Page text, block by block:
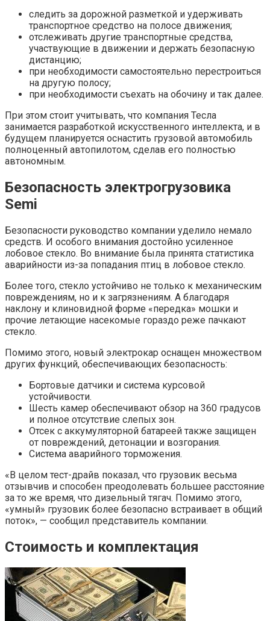
следить за дорожной разметкой и удерживать
транспортное средство на полосе движения;
отслеживать другие транспортные средства,
участвующие в движении и держать безопасную
дистанцию;
при необходимости самостоятельно перестроиться
на другую полосу;
при необходимости съехать на обочину и так далее.
При этом стоит учитывать, что компания Тесла
занимается разработкой искусственного интеллекта, и в
будущем планируется оснастить грузовой автомобиль
полноценный автопилотом, сделав его полностью
автономным.
Безопасность электрогрузовика
Semi
Безопасности руководство компании уделило немало
средств. И особого внимания достойно усиленное
лобовое стекло. Во внимание была принята статистика
аварийности из-за попадания птиц в лобовое стекло.
Более того, стекло устойчиво не только к механическим
повреждениям, но и к загрязнениям. А благодаря
наклону и клиновидной форме «передка» мошки и
прочие летающие насекомые гораздо реже пачкают
стекло.
Помимо этого, новый электрокар оснащен множеством
других функций, обеспечивающих безопасность:
Бортовые датчики и система курсовой
устойчивости.
Шесть камер обеспечивают обзор на 360 градусов
и полное отсутствие слепых зон.
Отсек с аккумуляторной батареей также защищен
от повреждений, детонации и возгорания.
Система аварийного торможения.
«В целом тест-драйв показал, что грузовик весьма
отзывчив и способен преодолевать большее расстояние
за то же время, что дизельный тягач. Помимо этого,
«умный» грузовик более безопасно встраивает в общий
поток», — сообщил представитель компании.
Стоимость и комплектация